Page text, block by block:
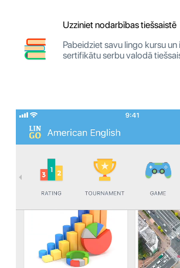
Uzziniet nodarbības tiešsaistē
Pabeidziet savu lingo kursu
sertifikātu serbu valodā